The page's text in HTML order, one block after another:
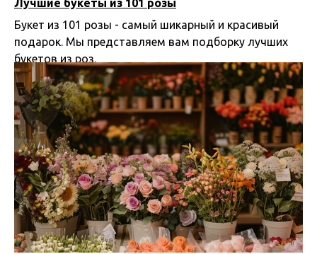
Лучшие букеты из 101 розы
Букет из 101 розы - самый шикарный и красивый
подарок. Мы представляем вам подборку лучших
букетов из роз.
29.05.2024 09:48